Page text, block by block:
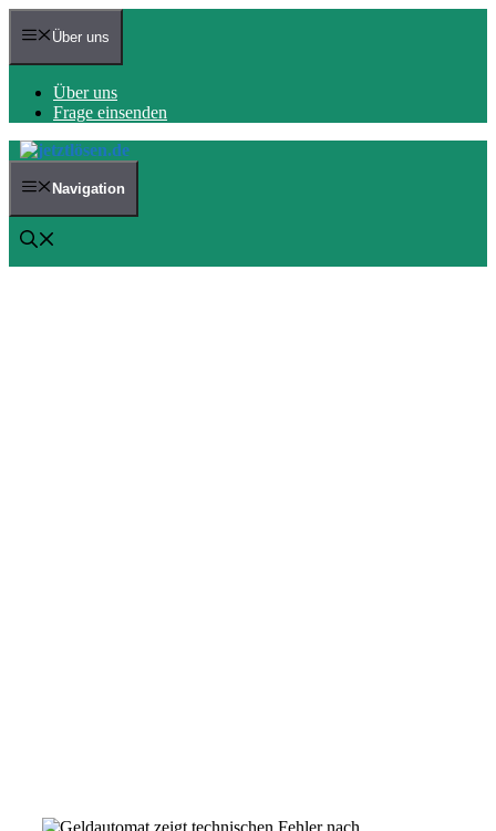
Zum
Inhalt Über uns
Über uns
Frage einsenden
Navigation